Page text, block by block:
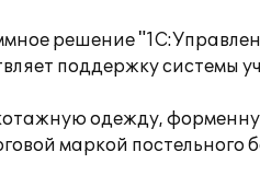
решение
поддержку системы
одежду,
маркой постельного